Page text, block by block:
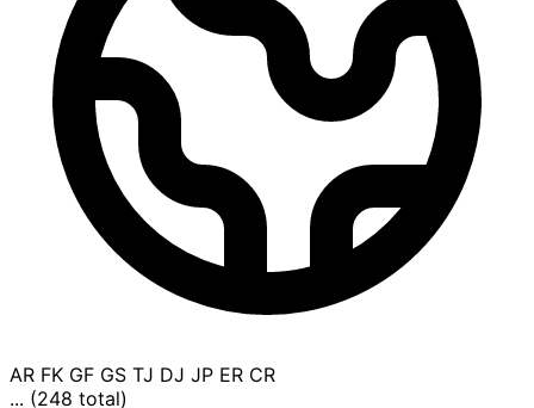
AR FK GF GS TJ DJ JP ER CR
... (248 total)